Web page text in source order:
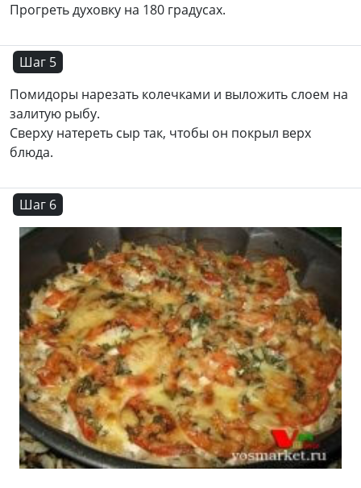
Прогреть духовку на 180 градусах.
Шаг 5
Помидоры нарезать колечками и выложить слоем на
залитую рыбу.
Сверху натереть сыр так, чтобы он покрыл верх
блюда.
Шаг 6